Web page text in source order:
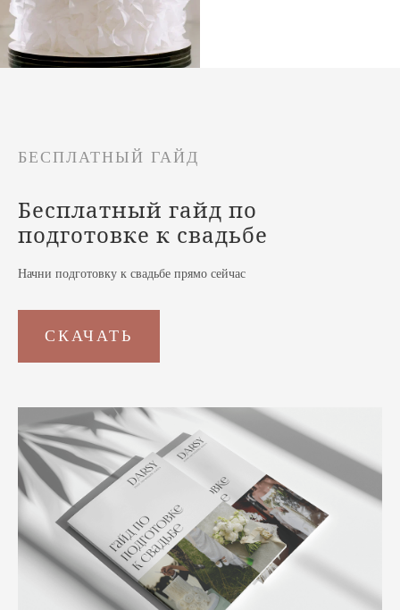
БЕСПЛАТНЫЙ ГАЙД
Бесплатный гайд по
подготовке к свадьбе
Начни подготовку к свадьбе прямо сейчас
СКАЧАТЬ